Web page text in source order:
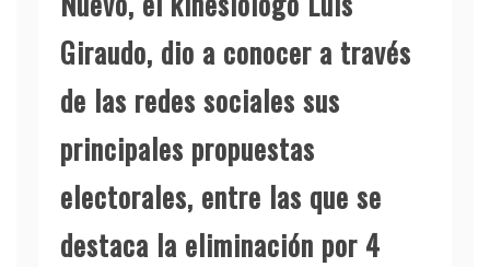
Giraudo, dio a conocer a través
de las redes sociales sus
principales propuestas
electorales, entre las que se
destaca la eliminación por 4